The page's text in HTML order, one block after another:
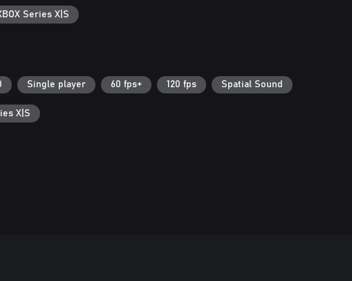
Series X|S
Single player 60 fps+ 120 fps Spatial Sound
X|S